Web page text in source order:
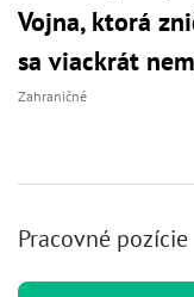
Vojna, ktorá
sa viackrát
Zahraničné
Pracovné pozície